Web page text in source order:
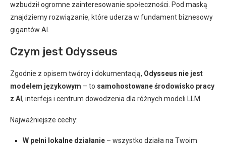
wzbudził ogromne zainteresowanie społeczności. Pod maską
znajdziemy rozwiązanie, które uderza w fundament biznesowy
gigantów AI.
Czym jest Odysseus
Zgodnie z opisem twórcy i dokumentacją, Odysseus nie jest
modelem językowym – to samohostowane środowisko pracy
z AI , interfejs i centrum dowodzenia dla różnych modeli LLM.
Najważniejsze cechy:
W pełni lokalne działanie – wszystko działa na Twoim